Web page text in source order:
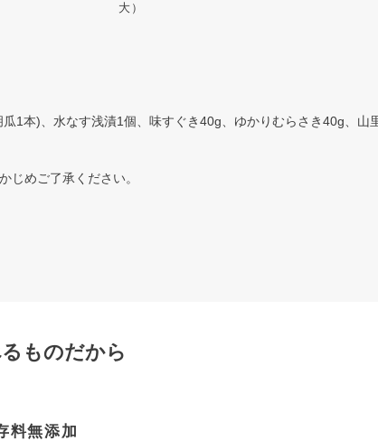
大）
本)、水なす浅漬1個、味すぐき40g、ゆかりむらさき40g、山
じめご了承ください。
ものだから
料無添加